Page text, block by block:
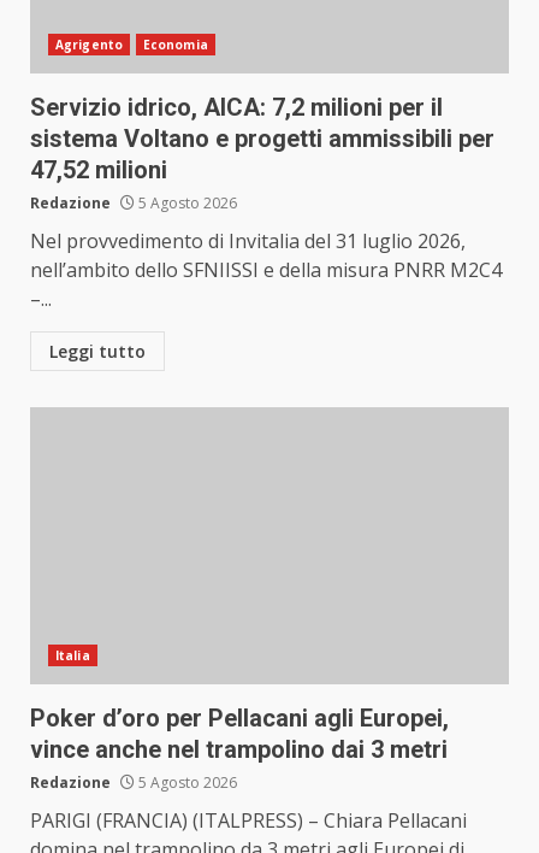
Agrigento Economia
Servizio idrico, AICA: 7,2 milioni per il
sistema Voltano e progetti ammissibili per
47,52 milioni
Redazione 5 Agosto 2026
Nel provvedimento di Invitalia del 31 luglio 2026,
nell’ambito dello SFNIISSI e della misura PNRR M2C4
–...
Leggi tutto
Italia
Poker d’oro per Pellacani agli Europei,
vince anche nel trampolino dai 3 metri
Redazione 5 Agosto 2026
PARIGI (FRANCIA) (ITALPRESS) – Chiara Pellacani